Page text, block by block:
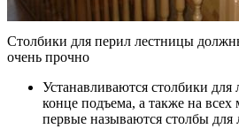
Столбики для перил лестницы
очень прочно
Устанавливаются столбики для
конце подъема, а также на всех
первые называются столбы для